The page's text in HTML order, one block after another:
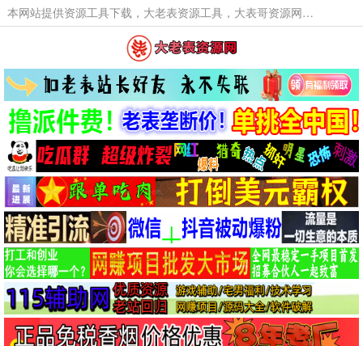
本网站提供资源工具下载，大老表资源工具，大表哥资源网软件工具，大老表资源下载，活动线报福利资源分享,活动线报，大型网游经典游戏，网络热门技术游戏辅助交流与分享。